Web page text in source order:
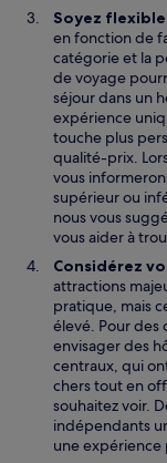
Soyez flexible
en fonction de
catégorie et la
de voyage
séjour dans un
expérience
touche plus
qualité-prix.
vous
supérieur ou
nous vous
vous aider à
Considérez
attractions
pratique, mais
élevé. Pour des
envisager des
centraux, qui
chers tout en
souhaitez voir.
indépendants
une